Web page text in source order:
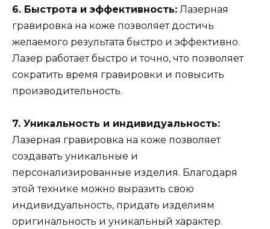
6. Быстрота и эффективность: Лазерная
гравировка на коже позволяет достичь
желаемого результата быстро и эффективно.
Лазер работает быстро и точно, что позволяет
сократить время гравировки и повысить
производительность.
7. Уникальность и индивидуальность:
Лазерная гравировка на коже позволяет
создавать уникальные и
персонализированные изделия. Благодаря
этой технике можно выразить свою
индивидуальность, придать изделиям
оригинальность и уникальный характер.